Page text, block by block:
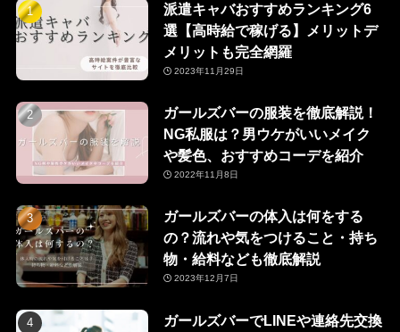
派遣キャバおすすめランキング6
選【高時給で稼げる】メリットデ
メリットも完全網羅
2023年11月29日
ガールズバーの服装を徹底解説！
NG私服は？男ウケがいいメイク
や髪色、おすすめコーデを紹介
2022年11月8日
ガールズバーの体入は何をする
の？流れや気をつけること・持ち
物・給料なども徹底解説
2023年12月7日
ガールズバーでLINEや連絡先交換